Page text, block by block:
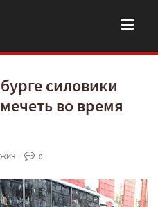
силовики
во время
0